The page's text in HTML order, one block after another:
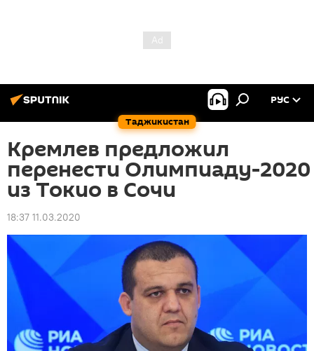
Таджикистан
РУС
Кремлев предложил
перенести Олимпиаду-2020
из Токио в Сочи
18:37 11.03.2020